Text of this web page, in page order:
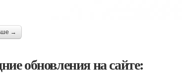
→
обновления на сайте: